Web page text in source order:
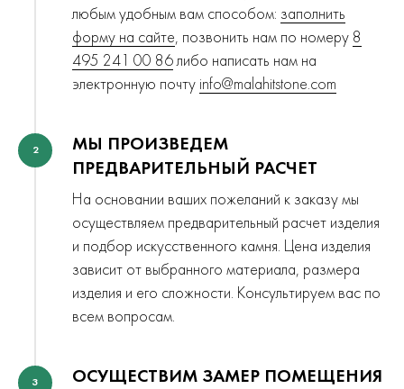
любым удобным вам способом: заполнить
форму на сайте, позвонить нам по номеру 8
495 241 00 86либо написать нам на
электронную почту info@malahitstone.com
2
МЫ ПРОИЗВЕДЕМ
ПРЕДВАРИТЕЛЬНЫЙ РАСЧЕТ
На основании ваших пожеланий к заказу мы
осуществляем предварительный расчет изделия
и подбор искусственного камня. Цена изделия
зависит от выбранного материала, размера
изделия и его сложности. Консультируем вас по
всем вопросам.
3 ОСУЩЕСТВИМ ЗАМЕР ПОМЕЩЕНИЯ